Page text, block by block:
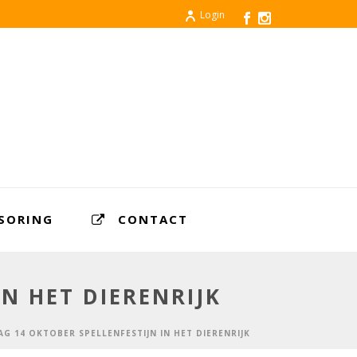
Login
CONTACT
HET DIERENRIJK
14 OKTOBER SPELLENFESTIJN IN HET DIERENRIJK